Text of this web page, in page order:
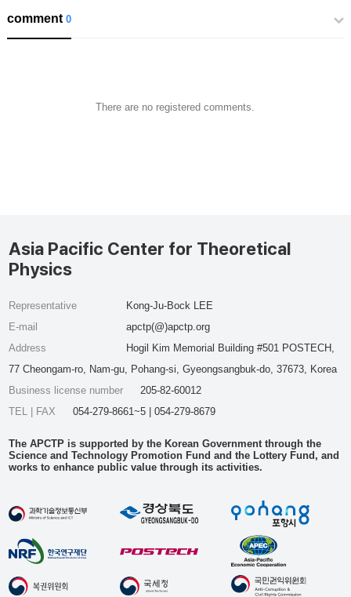
comment0
There are no registered comments.
Asia Pacific Center for Theoretical
Physics
Representative
Kong-Ju-Bock LEE
E-mail
apctp(@)apctp.org
Address
Hogil Kim Memorial Building #501 POSTECH,
77 Cheongam-ro, Nam-gu, Pohang-si, Gyeongsangbuk-do, 37673, Korea
Business license number
205-82-60012
TEL | FAX
054-279-8661~5 | 054-279-8679
The APCTP is supported by the Korean Government through the
Science and Technology Promotion Fund and the Lottery Fund, and
works to enhance public value through its activities.